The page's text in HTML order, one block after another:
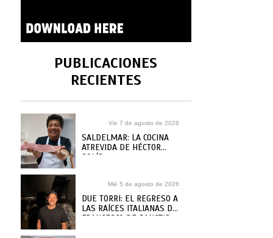
PUBLICACIONES
RECIENTES
Vie 7 de agosto de 2026
SALDELMAR: LA COCINA
ATREVIDA DE HÉCTOR
SOLÍS
Mié 5 de agosto de 2026
DUE TORRI: EL REGRESO A
LAS RAÍCES ITALIANAS DE
FRANCESCO DE SANCTIS